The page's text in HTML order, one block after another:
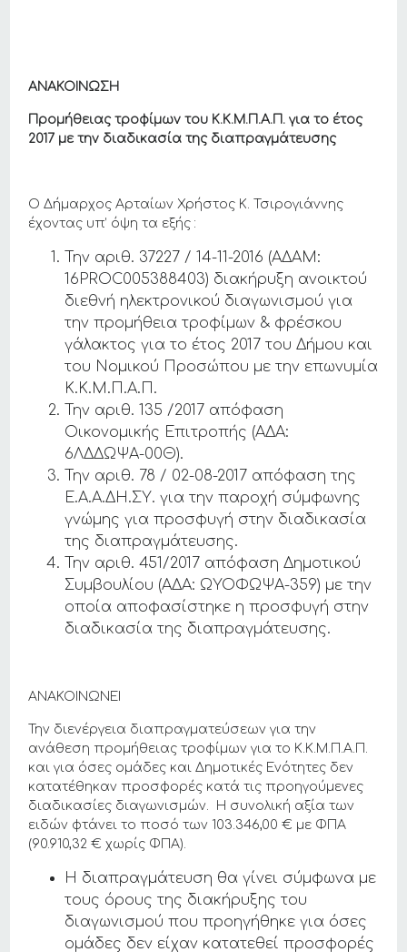
ΑΝΑΚΟΙΝΩΣΗ
Προμήθειας τροφίμων του Κ.Κ.Μ.Π.Α.Π. για το έτος
2017 με την διαδικασία της διαπραγμάτευσης
Ο Δήμαρχος Αρταίων Χρήστος Κ. Τσιρογιάννης
έχοντας υπ’ όψη τα εξής :
Την αριθ. 37227 / 14-11-2016 (ΑΔΑM:
16PROC005388403) διακήρυξη ανοικτού
διεθνή ηλεκτρονικού διαγωνισμού για
την προμήθεια τροφίμων & φρέσκου
γάλακτος για το έτος 2017 του Δήμου και
του Νομικού Προσώπου με την επωνυμία
Κ.Κ.Μ.Π.Α.Π.
Την αριθ. 135 /2017 απόφαση
Οικονομικής Επιτροπής (ΑΔΑ:
6ΛΔΔΩΨΑ-00Θ).
Την αριθ. 78 / 02-08-2017 απόφαση της
Ε.Α.Α.ΔΗ.ΣΥ. για την παροχή σύμφωνης
γνώμης για προσφυγή στην διαδικασία
της διαπραγμάτευσης.
Την αριθ. 451/2017 απόφαση Δημοτικού
Συμβουλίου (ΑΔΑ: ΩΥΟΦΩΨΑ-359) με την
οποία αποφασίστηκε η προσφυγή στην
διαδικασία της διαπραγμάτευσης.
ΑΝΑΚΟΙΝΩΝΕΙ
Την διενέργεια διαπραγματεύσεων για την
ανάθεση προμήθειας τροφίμων για το Κ.Κ.Μ.Π.Α.Π.
και για όσες ομάδες και Δημοτικές Ενότητες δεν
κατατέθηκαν προσφορές κατά τις προηγούμενες
διαδικασίες διαγωνισμών. Η συνολική αξία των
ειδών φτάνει το ποσό των 103.346,00 € με ΦΠΑ
(90.910,32 € χωρίς ΦΠΑ).
Η διαπραγμάτευση θα γίνει σύμφωνα με
τους όρους της διακήρυξης του
διαγωνισμού που προηγήθηκε για όσες
ομάδες δεν είχαν κατατεθεί προσφορές